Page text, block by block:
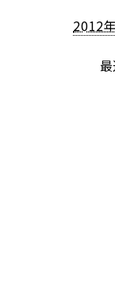
2012
最近
自転
残念
無料
自
サイ